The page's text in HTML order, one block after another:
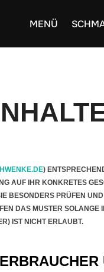
MENÜ
)
AUF IHR KONKRETES
PRÜFEN
DAS MUSTER
IST NICHT ERLAUBT.